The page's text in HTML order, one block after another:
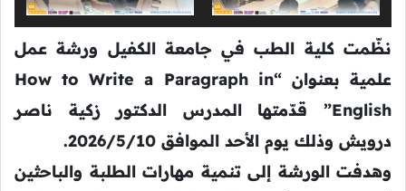
نظّمت كلية الطب في جامعة الكفيل ورشة عمل
علمية بعنوان “How to Write a Paragraph in
English” قدّمتها المدرس الدكتور زكية ناصر
درويش وذلك يوم الأحد الموافق 2026/5/10.
وهدفت الورشة إلى تنمية مهارات الطلبة والباحثين